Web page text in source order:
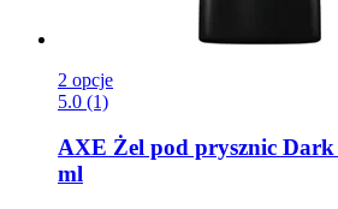
2 opcje
5.0 (1)
AXE Żel pod prysznic
ml